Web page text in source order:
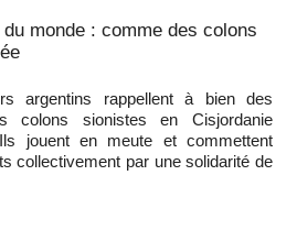
monde : comme des colons
argentins rappellent à bien des
colons sionistes en Cisjordanie
jouent en meute et commettent
collectivement par une solidarité de